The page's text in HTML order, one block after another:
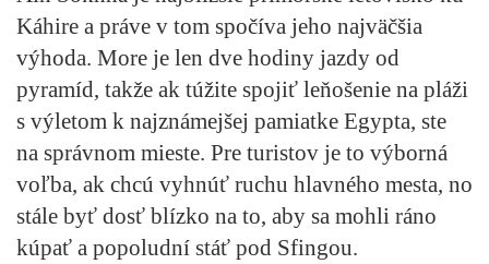
Káhire a práve v tom spočíva jeho najväčšia
výhoda. More je len dve hodiny jazdy od
pyramíd, takže ak túžite spojiť leňošenie na pláži
s výletom k najznámejšej pamiatke Egypta, ste
na správnom mieste. Pre turistov je to výborná
voľba, ak chcú vyhnúť ruchu hlavného mesta, no
stále byť dosť blízko na to, aby sa mohli ráno
kúpať a popoludní stáť pod Sfingou.